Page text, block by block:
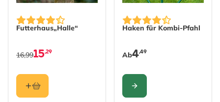
Futterhaus„Halle“
15,29
16,99
Haken für Kombi-Pfahl
The price depends on the
Ab4,49
KONFIGURIEREN